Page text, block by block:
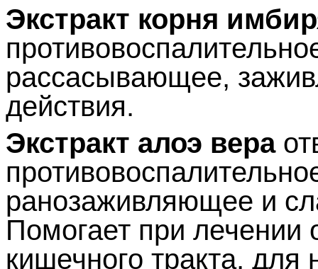
Экстракт корня
рассасывающее,
действия.
Экстракт алоэ вера
ранозаживляющее и
Помогает при лечении
кишечного тракта,